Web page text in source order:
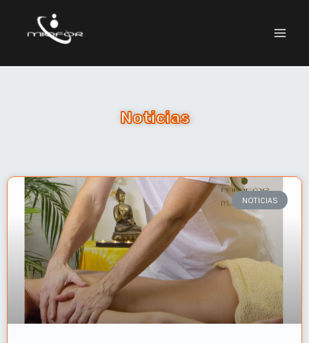
Noticias
NOTICIAS